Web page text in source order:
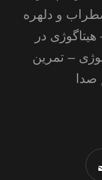
و دلهره
هیتاگوژی در
– تمرین